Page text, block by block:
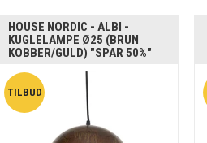
HOUSE NORDIC - ALBI -
KUGLELAMPE Ø25 (BRUN
KOBBER/GULD) "SPAR 50%"